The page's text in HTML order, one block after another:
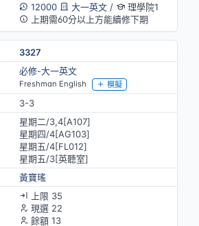
12000
大一英文/
理學院1
上期需60分以上方能續修下期
3327
必修-大一英文
Freshman English 模擬
3-3
星期二/3,4[A107]
星期四/4[AG103]
星期五/4[FL012]
星期五/3[英聽室]
黃寶瑤
上限 35
現選 22
餘額 13